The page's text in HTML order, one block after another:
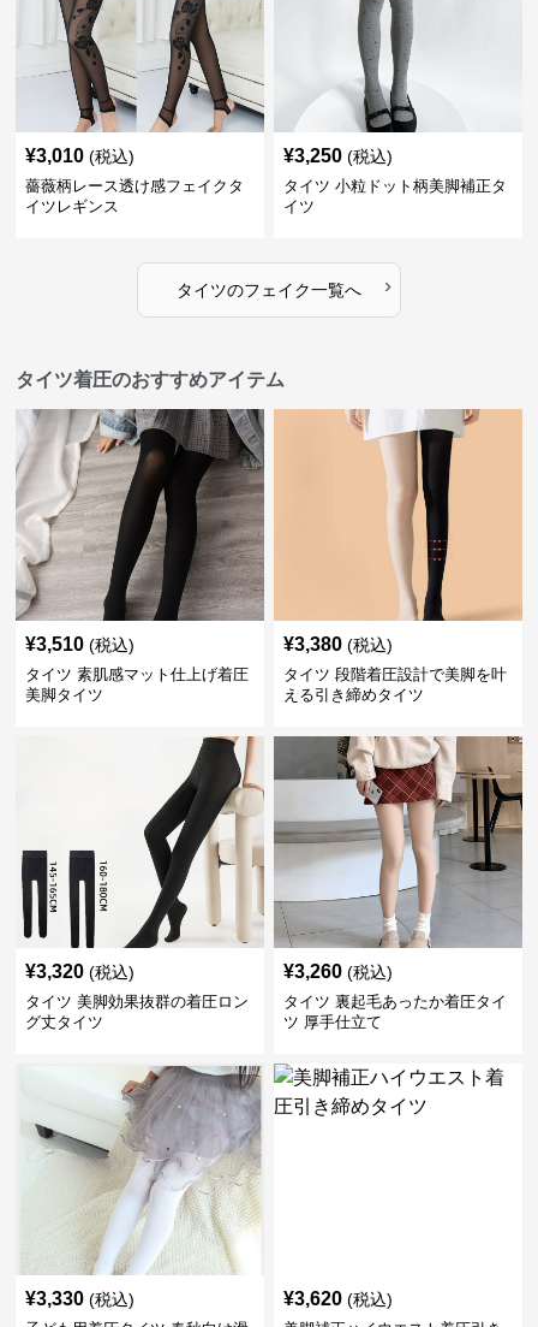
¥3,010 (税込)
薔薇柄レース透け感フェイクタ
イツレギンス
¥3,250 (税込)
タイツ 小粒ドット柄美脚補正タ
イツ
タイツのフェイク一覧へ ›
タイツ着圧のおすすめアイテム
¥3,510 (税込)
タイツ 素肌感マット仕上げ着圧
美脚タイツ
¥3,380 (税込)
タイツ 段階着圧設計で美脚を叶
える引き締めタイツ
¥3,320 (税込)
タイツ 美脚効果抜群の着圧ロン
グ丈タイツ
¥3,260 (税込)
タイツ 裏起毛あったか着圧タイ
ツ 厚手仕立て
¥3,330 (税込) ¥3,620 (税込)